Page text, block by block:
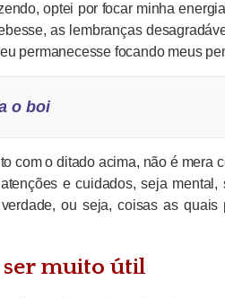
optei por focar minha
as lembranças
permanecesse focando meus
o boi
com o ditado acima, não é mera
e cuidados, seja mental,
ou seja, coisas as quais
ser muito útil